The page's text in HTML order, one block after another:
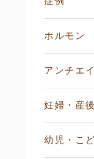
ホルモン
アンチエ
妊婦・産
幼児・こ